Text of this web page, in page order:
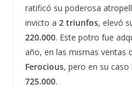
ratificó su poderosa
invicto a 2 triunfos, elevó
220.000. Este potro fue
año, en las mismas ventas
Ferocious, pero en su
725.000.